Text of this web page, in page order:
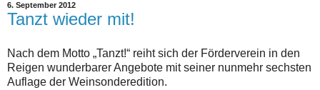
6. September 2012
Tanzt wieder mit!
Nach dem Motto „Tanzt!“ reiht sich der Förderverein in den
Reigen wunderbarer Angebote mit seiner nunmehr sechsten
Auflage der Weinsonderedition.